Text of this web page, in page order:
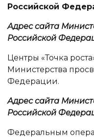
Российской
Адрес сайта
Российской
Центры «Точка
Министерства
Федерации.
Адрес сайта
Российской
Федеральным